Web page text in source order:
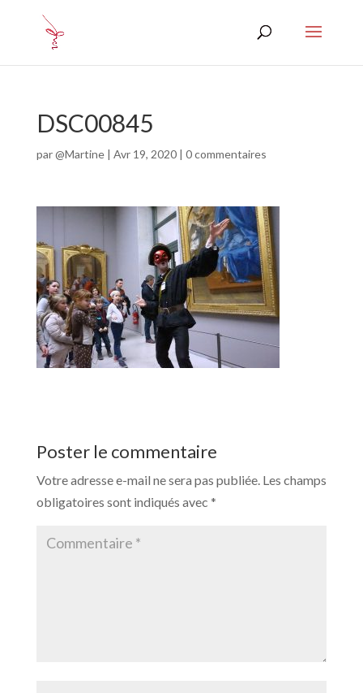
DSC00845
par@Martine| Avr 19, 2020| 0 commentaires
Poster le commentaire
Votre adresse e-mail ne sera pas publiée. Les champs
obligatoires sont indiqués avec *